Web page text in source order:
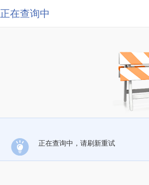
正在查询中
正在查询中，请刷新重试